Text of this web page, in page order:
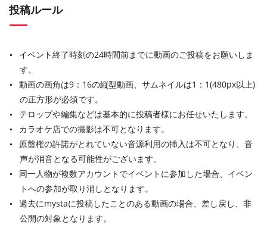
投稿ルール
イベント終了時刻の24時間前までに動画のご投稿をお願いしま
す。
動画の画角は9：16の縦型動画、サムネイルは1：1(480px以上)
の正方形が必須です。
テロップや編集などは基本的に投稿者様にお任せいたします。
カラオケ店での撮影は不可となります。
原盤権の許諾がとれていない音源利用の挿入は不可となり、音
声が消音となる可能性がございます。
同一人物が複数アカウントでイベントに参加した場合、イベン
トへの参加が取り消しとなります。
過去にmystaに投稿したことのある動画の場合、差し戻し、非
公開の対象となります。